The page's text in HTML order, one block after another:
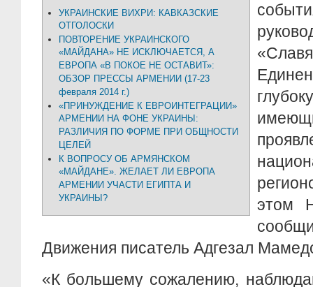
УКРАИНСКИЕ ВИХРИ: КАВКАЗСКИЕ
ОТГОЛОСКИ
ПОВТОРЕНИЕ УКРАИНСКОГО
«МАЙДАНА» НЕ ИСКЛЮЧАЕТСЯ, А
ЕВРОПА «В ПОКОЕ НЕ ОСТАВИТ»:
ОБЗОР ПРЕССЫ АРМЕНИИ (17-23
февраля 2014 г.)
«ПРИНУЖДЕНИЕ К ЕВРОИНТЕГРАЦИИ»
АРМЕНИИ НА ФОНЕ УКРАИНЫ:
РАЗЛИЧИЯ ПО ФОРМЕ ПРИ ОБЩНОСТИ
ЦЕЛЕЙ
К ВОПРОСУ ОБ АРМЯНСКОМ
«МАЙДАНЕ». ЖЕЛАЕТ ЛИ ЕВРОПА
АРМЕНИИ УЧАСТИ ЕГИПТА И
УКРАИНЫ?
этом
Движения писатель Адгезал
«К большему сожалению,